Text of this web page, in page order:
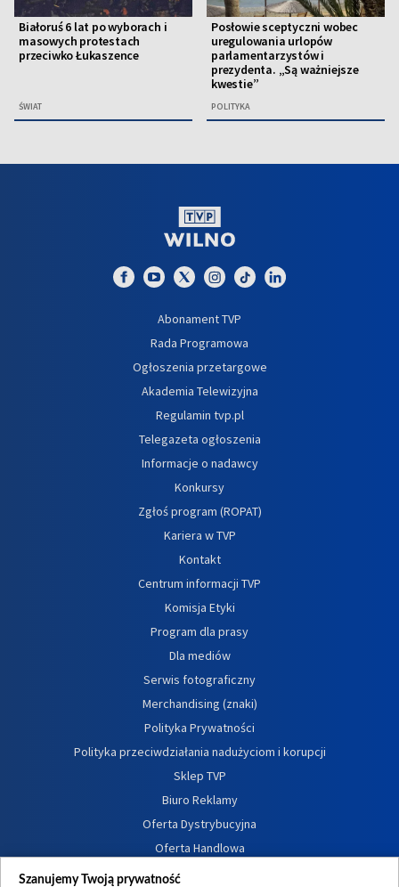
Białoruś 6 lat po wyborach i
masowych protestach
przeciwko Łukaszence
ŚWIAT
Posłowie sceptyczni wobec
uregulowania urlopów
parlamentarzystów i
prezydenta. „Są ważniejsze
kwestie”
POLITYKA
Abonament TVP
Rada Programowa
Ogłoszenia przetargowe
Akademia Telewizyjna
Regulamin tvp.pl
Telegazeta ogłoszenia
Informacje o nadawcy
Konkursy
Zgłoś program (ROPAT)
Kariera w TVP
Kontakt
Centrum informacji TVP
Komisja Etyki
Program dla prasy
Dla mediów
Serwis fotograficzny
Merchandising (znaki)
Polityka Prywatności
Polityka przeciwdziałania nadużyciom i korupcji
Sklep TVP
Biuro Reklamy
Oferta Dystrybucyjna
Oferta Handlowa
Dostępność
Szanujemy Twoją prywatność